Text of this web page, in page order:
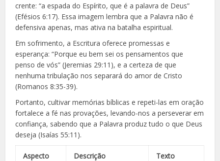
crente: “a espada do Espírito, que é a palavra de Deus”
(Efésios 6:17). Essa imagem lembra que a Palavra não é
defensiva apenas, mas ativa na batalha espiritual.
Em sofrimento, a Escritura oferece promessas e
esperança: “Porque eu bem sei os pensamentos que
penso de vós” (Jeremias 29:11), e a certeza de que
nenhuma tribulação nos separará do amor de Cristo
(Romanos 8:35-39).
Portanto, cultivar memórias bíblicas e repeti-las em oração
fortalece a fé nas provações, levando-nos a perseverar em
confiança, sabendo que a Palavra produz tudo o que Deus
deseja (Isaías 55:11).
Aspecto Descrição
Texto